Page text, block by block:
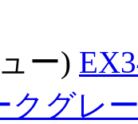
ー)
クグレ